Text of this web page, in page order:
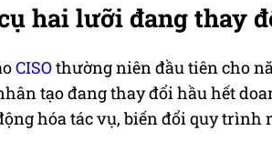
hai lưỡi đang thay
CISOthường niên đầu tiên cho
tạo đang thay đổi hầu hết
hóa tác vụ, biến đổi quy trình